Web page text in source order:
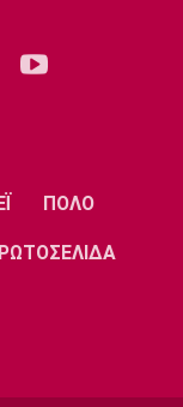
ΠΟΛΟ